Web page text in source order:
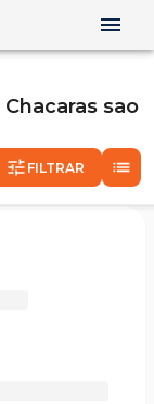
Chacaras sao
FILTRAR